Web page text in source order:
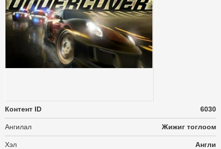
Контент ID 6030
Ангилал Жижиг тоглоом
Хэл Англи